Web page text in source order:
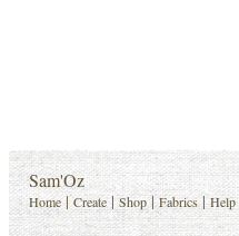
Sam'Oz
Home |Create |Shop |Fabrics |Help